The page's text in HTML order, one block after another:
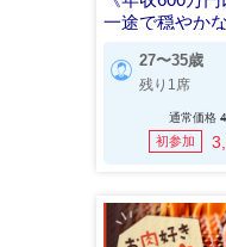
一途で穏やか
27〜35歳
残り1席
通常価格
初参加